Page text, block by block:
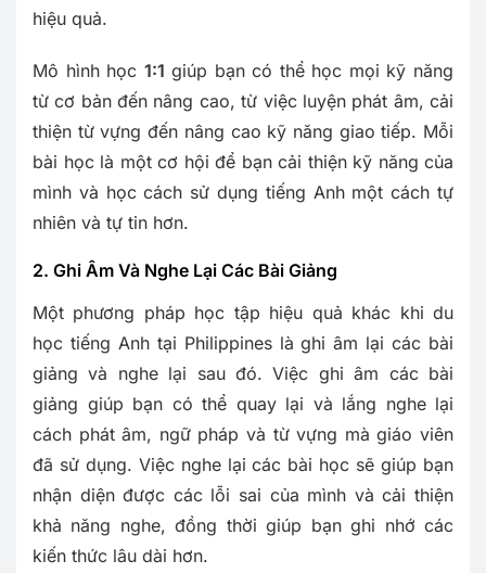
hiệu quả.
Mô hình học 1:1 giúp bạn có thể học mọi kỹ năng
từ cơ bản đến nâng cao, từ việc luyện phát âm, cải
thiện từ vựng đến nâng cao kỹ năng giao tiếp. Mỗi
bài học là một cơ hội để bạn cải thiện kỹ năng của
mình và học cách sử dụng tiếng Anh một cách tự
nhiên và tự tin hơn.
2. Ghi Âm Và Nghe Lại Các Bài Giảng
Một phương pháp học tập hiệu quả khác khi du
học tiếng Anh tại Philippines là ghi âm lại các bài
giảng và nghe lại sau đó. Việc ghi âm các bài
giảng giúp bạn có thể quay lại và lắng nghe lại
cách phát âm, ngữ pháp và từ vựng mà giáo viên
đã sử dụng. Việc nghe lại các bài học sẽ giúp bạn
nhận diện được các lỗi sai của mình và cải thiện
khả năng nghe, đồng thời giúp bạn ghi nhớ các
kiến thức lâu dài hơn.